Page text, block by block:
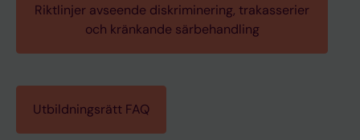
Riktlinjer avseende diskriminering, trakasserier
och kränkande särbehandling
Utbildningsrätt FAQ